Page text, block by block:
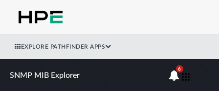
EXPLORE PATHFINDER APPS
SNMP MIB Explorer
6